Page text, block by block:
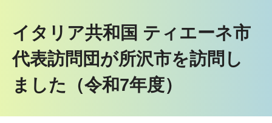
イタリア共和国 ティエーネ市
代表訪問団が所沢市を訪問し
ました（令和7年度）